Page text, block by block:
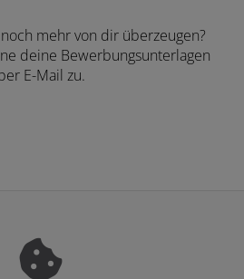
mehr von dir überzeugen?
deine Bewerbungsunterlagen
E-Mail zu.